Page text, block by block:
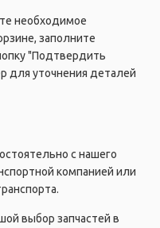
необходимое
заполните
"Подтвердить
для уточнения деталей
с нашего
компанией или
выбор запчастей в